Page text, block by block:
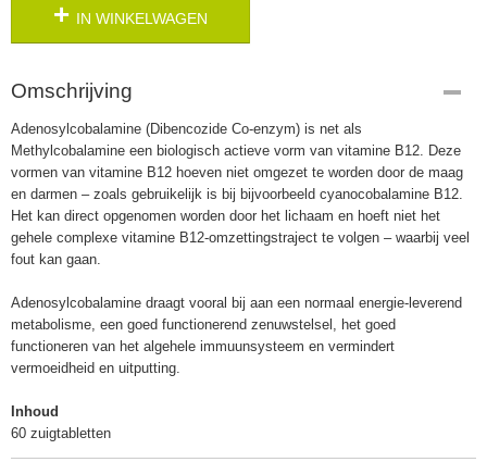
IN WINKELWAGEN
Omschrijving
Adenosylcobalamine (Dibencozide Co-enzym) is net als
Methylcobalamine een biologisch actieve vorm van vitamine B12. Deze
vormen van vitamine B12 hoeven niet omgezet te worden door de maag
en darmen – zoals gebruikelijk is bij bijvoorbeeld cyanocobalamine B12.
Het kan direct opgenomen worden door het lichaam en hoeft niet het
gehele complexe vitamine B12-omzettingstraject te volgen – waarbij veel
fout kan gaan.
Adenosylcobalamine draagt vooral bij aan een normaal energie-leverend
metabolisme, een goed functionerend zenuwstelsel, het goed
functioneren van het algehele immuunsysteem en vermindert
vermoeidheid en uitputting.
Inhoud
60 zuigtabletten